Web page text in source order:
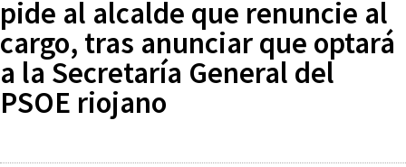
pide al alcalde que renuncie al
cargo, tras anunciar que optará
a la Secretaría General del
PSOE riojano